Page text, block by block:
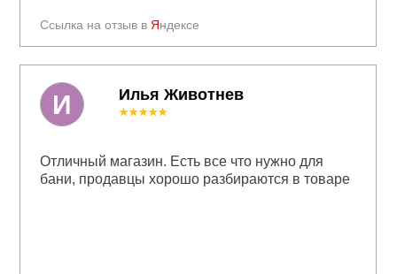
Ссылка на отзыв в Яндексе
Илья Животнев
★★★★★
Отличный магазин. Есть все что нужно для
бани, продавцы хорошо разбираются в товаре
И